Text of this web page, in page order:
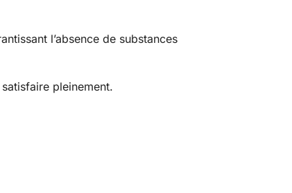
l’absence de substances
pleinement.